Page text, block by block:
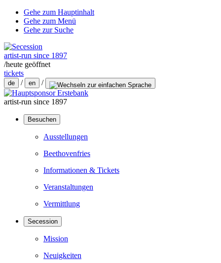
Gehe zum Hauptinhalt
Gehe zum Menü
Gehe zur Suche
artist-run since 1897
/heute geöffnet
tickets
de / en /
artist-run since 1897
Besuchen
Ausstellungen
Beethovenfries
Informationen & Tickets
Veranstaltungen
Vermittlung
Secession
Mission
Neuigkeiten